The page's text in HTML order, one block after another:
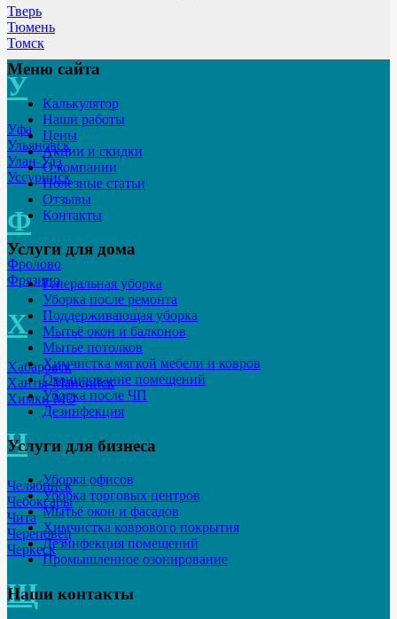
Тверь
Тюмень
Томск
У
Уфа
Ульяновск
Улан-Удэ
Уссурийск
Ф
Фролово
Фрязино
Х
Хабаровск
Ханты-Мансийск
Химки МО
Ч
Челябинск
Чебоксары
Чита
Череповец
Черкеск
Щ
Меню сайта
Калькулятор
Наши работы
Цены
Акции и скидки
О компании
Полезные статьи
Отзывы
Контакты
Услуги для дома
Генеральная уборка
Уборка после ремонта
Поддерживающая уборка
Мытьё окон и балконов
Мытье потолков
Химчистка мягкой мебели и ковров
Озонирование помещений
Уборка после ЧП
Дезинфекция
Услуги для бизнеса
Уборка офисов
Уборка торговых центров
Мытьё окон и фасадов
Химчистка коврового покрытия
Дезинфекция помещений
Промышленное озонирование
Наши контакты